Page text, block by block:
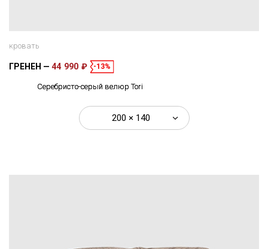
кровать
ГРЕНЕН 44 990 ₽ -13%
Серебристо-серый велюр Tori
200 × 140